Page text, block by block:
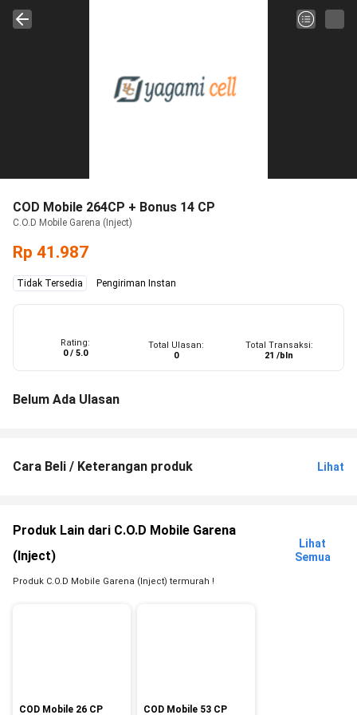
COD Mobile 264CP + Bonus 14 CP
C.O.D Mobile Garena (Inject)
Rp 41.987
Tidak Tersedia Pengiriman Instan
Rating:
0 / 5.0
Total Ulasan:
0
Total Transaksi:
21 /bln
Belum Ada Ulasan
Cara Beli / Keterangan produk Lihat
Produk Lain dari C.O.D Mobile Garena
(Inject)
Lihat
Semua
Produk C.O.D Mobile Garena (Inject) termurah !
COD Mobile 26 CP COD Mobile 53 CP